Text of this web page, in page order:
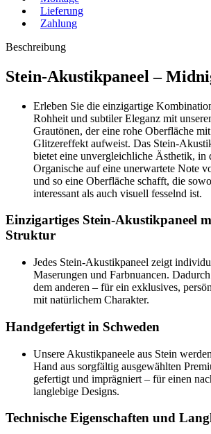
Lieferung
Zahlung
Beschreibung
Stein-Akustikpaneel –
Erleben Sie die einzigartige
Rohheit und subtiler Eleganz mit
Grautönen, der eine rohe Oberfläche
Glitzereffekt aufweist. Das Stein-
bietet eine unvergleichliche Ästhetik, in
Organische auf eine unerwartete Note
und so eine Oberfläche schafft, die
interessant als auch visuell fesselnd ist.
Einzigartiges Stein-Akustikpaneel
Struktur
Jedes Stein-Akustikpaneel zeigt
Maserungen und Farbnuancen.
dem anderen – für ein exklusives,
mit natürlichem Charakter.
Handgefertigt in Schweden
Unsere Akustikpaneele aus Stein
Hand aus sorgfältig ausgewählten
gefertigt und imprägniert – für einen
langlebige Designs.
Technische Eigenschaften und